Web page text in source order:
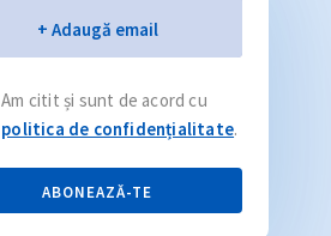
+ Adaugă email
Am citit și sunt de acord cu
politica de confidențialitate.
ABONEAZĂ-TE